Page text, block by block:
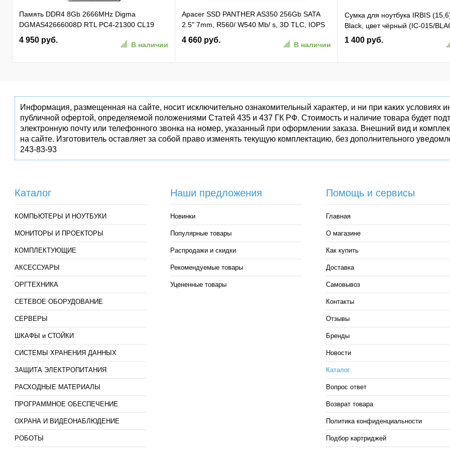
Память DDR4 8Gb 2666MHz Digma
DGMAS42666008D RTL PC4-21300 CL19
SO-DIMM 260-pin 1.2В dual rank Ret
4 950 руб.
В наличии
Apacer SSD PANTHER AS350 256Gb SATA
2.5" 7mm, R560/ W540 Mb/ s, 3D TLC, IOPS
81K/ 74K, MTBF 1,5M, 180TBW,
(AP256GAS350-1)
4 660 руб.
В наличии
Сумка для ноутбука IRBIS
Black, цвет чёрный (IC-015/
1 400 руб.
Информация, размещенная на сайте, носит исключительно ознакомительный характер, и ни при каких
публичной офертой, определяемой положениями Статей 435 и 437 ГК РФ. Стоимость и наличие товара будет
электронную почту или телефонного звонка на номер, указанный при оформлении заказа. Внешний вид и
на сайте. Изготовитель оставляет за собой право изменять текущую комплектацию, без дополнительного
243-83-93
Каталог
КОМПЬЮТЕРЫ И НОУТБУКИ
МОНИТОРЫ И ПРОЕКТОРЫ
КОМПЛЕКТУЮЩИЕ
АКСЕССУАРЫ
ОРГТЕХНИКА
СЕТЕВОЕ ОБОРУДОВАНИЕ
СЕРВЕРЫ
ШКАФЫ и СТОЙКИ
СИСТЕМЫ ХРАНЕНИЯ ДАННЫХ
ЗАЩИТА ЭЛЕКТРОПИТАНИЯ
РАСХОДНЫЕ МАТЕРИАЛЫ
ПРОГРАММНОЕ ОБЕСПЕЧЕНИЕ
ОХРАНА И ВИДЕОНАБЛЮДЕНИЕ
РОБОТЫ
Наши предложения
Новинки
Популярные товары
Распродажи и скидки
Рекомендуемые товары
Уцененные товары
Помощь и сервисы
Главная
О магазине
Как купить
Доставка
Самовывоз
Контакты
Отзывы
Бренды
Новости
Каталог
Вопрос ответ
Возврат товара
Политика конфиденциальности
Подбор картриджей